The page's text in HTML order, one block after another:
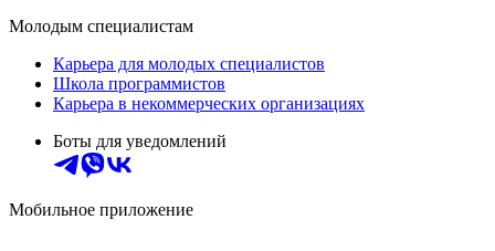
Молодым специалистам
Карьера для молодых специалистов
Школа программистов
Карьера в некоммерческих организациях
Боты для уведомлений
Мобильное приложение